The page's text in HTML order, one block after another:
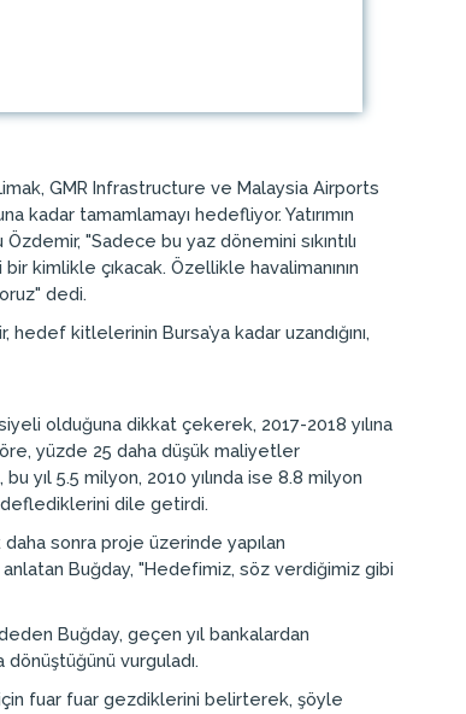
Limak, GMR Infrastructure ve Malaysia Airports
kadar tamamlamayı hedefliyor. Yatırımın
"Sadece bu yaz dönemini sıkıntılı
kimlikle çıkacak. Özellikle havalimanının
dedi.
kitlelerinin Bursa’ya kadar uzandığını,
olduğuna dikkat çekerek, 2017-2018 yılına
yüzde 25 daha düşük maliyetler
yıl 5.5 milyon, 2010 yılında ise 8.8 milyon
dile getirdi.
daha sonra proje üzerinde yapılan
Buğday, "Hedefimiz, söz verdiğimiz gibi
Buğday, geçen yıl bankalardan
dönüştüğünü vurguladı.
için fuar fuar gezdiklerini belirterek, şöyle